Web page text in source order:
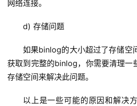
安
n
u
网络连接。
d) 存储问题
如果binlog的大小超过了存储空
获取到完整的binlog，你需要清理一
存储空间来解决此问题。
以上是一些可能的原因和解决